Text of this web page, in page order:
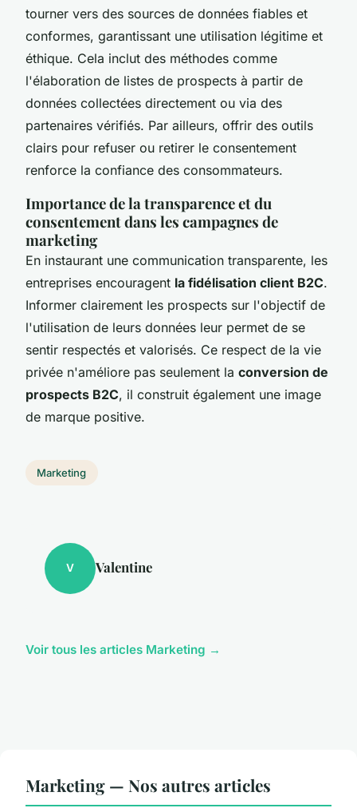
tourner vers des sources de données fiables et
conformes, garantissant une utilisation légitime et
éthique. Cela inclut des méthodes comme
l'élaboration de listes de prospects à partir de
données collectées directement ou via des
partenaires vérifiés. Par ailleurs, offrir des outils
clairs pour refuser ou retirer le consentement
renforce la confiance des consommateurs.
Importance de la transparence et du
consentement dans les campagnes de
marketing
En instaurant une communication transparente, les
entreprises encouragent la fidélisation client B2C.
Informer clairement les prospects sur l'objectif de
l'utilisation de leurs données leur permet de se
sentir respectés et valorisés. Ce respect de la vie
privée n'améliore pas seulement la conversion de
prospects B2C, il construit également une image
de marque positive.
Marketing
V Valentine
Voir tous les articles Marketing →
Marketing — Nos autres articles